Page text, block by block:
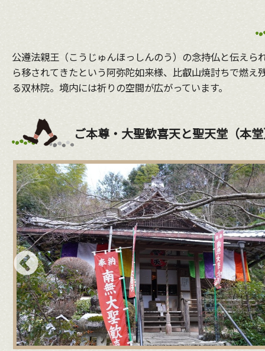
公遵法親王（こうじゅんほっしんのう）の念持仏と伝え
ら移されてきたという阿弥陀如来様、比叡山焼討ちで燃
る双林院。境内には祈りの空間が広がっています。
ご本尊・大聖歓喜天と聖天堂（本